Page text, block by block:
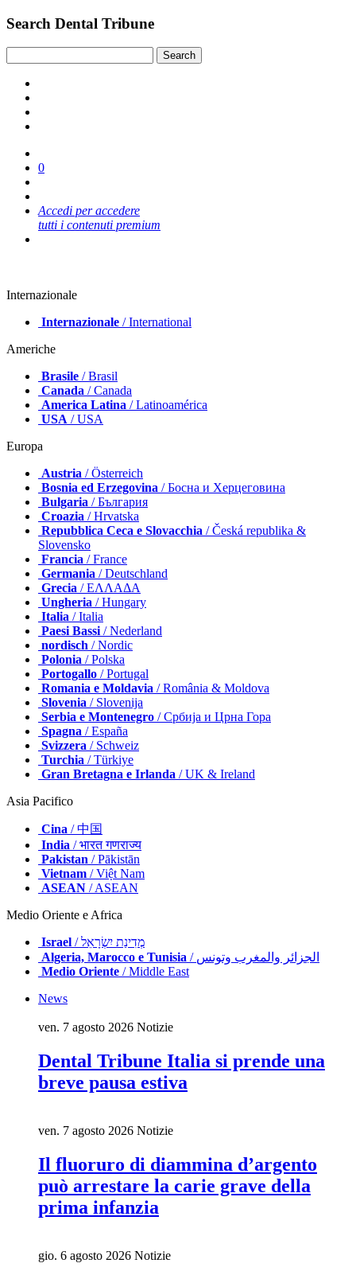
Search Dental Tribune
0
Accedi per accedere
tutti i contenuti premium
Internazionale
Internazionale / International
Americhe
Brasile / Brasil
Canada / Canada
America Latina / Latinoamérica
USA / USA
Europa
Austria / Österreich
Bosnia ed Erzegovina / Босна и Херцеговина
Bulgaria / България
Croazia / Hrvatska
Repubblica Ceca e Slovacchia / Česká republika &
Slovensko
Francia / France
Germania / Deutschland
Grecia / ΕΛΛΑΔΑ
Ungheria / Hungary
Italia / Italia
Paesi Bassi/ Nederland
nordisch / Nordic
Polonia / Polska
Portogallo / Portugal
Romania e Moldavia / România & Moldova
Slovenia / Slovenija
Serbia e Montenegro / Србија и Црна Гора
Spagna / España
Svizzera / Schweiz
Turchia / Türkiye
Gran Bretagna e Irlanda / UK & Ireland
Asia Pacifico
Cina / 中国
India / भारत गणराज्य
Pakistan / Pākistān
Vietnam / Việt Nam
ASEAN / ASEAN
Medio Oriente e Africa
Israel
/ מְדִינַת יִשְׂרָאֵל
Algeria, Marocco e Tunisia
/ الجزائر والمغرب وتونس
Medio Oriente / Middle East
News
ven. 7 agosto 2026 Notizie
Dental Tribune Italia si prende una
breve pausa estiva
ven. 7 agosto 2026 Notizie
Il fluoruro di diammina d’argento
può arrestare la carie grave della
prima infanzia
gio. 6 agosto 2026 Notizie